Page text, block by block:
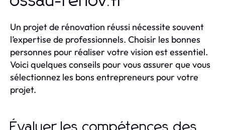
Un projet de rénovation réussi nécessite souvent
l’expertise de professionnels. Choisir les bonnes
personnes pour réaliser votre vision est essentiel.
Voici quelques conseils pour vous assurer que vous
sélectionnez les bons entrepreneurs pour votre
projet.